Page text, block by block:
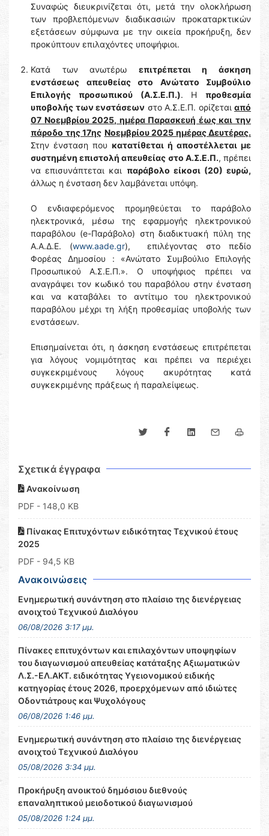
Συναφώς διευκρινίζεται ότι, μετά την ολοκλήρωση
των προβλεπόμενων διαδικασιών προκαταρκτικών
εξετάσεων σύμφωνα με την οικεία προκήρυξη, δεν
προκύπτουν επιλαχόντες υποψήφιοι.
Κατά των ανωτέρω επιτρέπεται η άσκηση
ενστάσεως απευθείας στο Ανώτατο Συμβούλιο
Επιλογής προσωπικού (Α.Σ.Ε.Π.). Η προθεσμία
υποβολής των ενστάσεων στο Α.Σ.Ε.Π. ορίζεται από
07 Νοεμβρίου 2025, ημέρα Παρασκευή έως και την
πάροδο της 17ης Νοεμβρίου 2025 ημέρας Δευτέρας.
Στην ένσταση που κατατίθεται ή αποστέλλεται με
συστημένη επιστολή απευθείας στο Α.Σ.Ε.Π., πρέπει
να επισυνάπτεται και παράβολο είκοσι (20) ευρώ,
άλλως η ένσταση δεν λαμβάνεται υπόψη.
Ο ενδιαφερόμενος προμηθεύεται το παράβολο
ηλεκτρονικά, μέσω της εφαρμογής ηλεκτρονικού
παραβόλου (e-Παράβολο) στη διαδικτυακή πύλη της
Α.Α.Δ.Ε. (www.aade.gr), επιλέγοντας στο πεδίο
Φορέας Δημοσίου : «Ανώτατο Συμβούλιο Επιλογής
Προσωπικού Α.Σ.Ε.Π.». Ο υποψήφιος πρέπει να
αναγράψει τον κωδικό του παραβόλου στην ένσταση
και να καταβάλει το αντίτιμο του ηλεκτρονικού
παραβόλου μέχρι τη λήξη προθεσμίας υποβολής των
ενστάσεων.
Επισημαίνεται ότι, η άσκηση ενστάσεως επιτρέπεται
για λόγους νομιμότητας και πρέπει να περιέχει
συγκεκριμένους λόγους ακυρότητας κατά
συγκεκριμένης πράξεως ή παραλείψεως.
Σχετικά έγγραφα
Ανακοίνωση
PDF - 148,0 KB
Πίνακας Επιτυχόντων ειδικότητας Τεχνικού έτους
2025
PDF - 94,5 KB
Ανακοινώσεις
Ενημερωτική συνάντηση στο πλαίσιο της διενέργειας
ανοιχτού Τεχνικού Διαλόγου
06/08/2026 3:17 μμ.
Πίνακες επιτυχόντων και επιλαχόντων υποψηφίων
του διαγωνισμού απευθείας κατάταξης Αξιωματικών
Λ.Σ.-ΕΛ.ΑΚΤ. ειδικότητας Υγειονομικού ειδικής
κατηγορίας έτους 2026, προερχόμενων από ιδιώτες
Οδοντιάτρους και Ψυχολόγους
06/08/2026 1:46 μμ.
Ενημερωτική συνάντηση στο πλαίσιο της διενέργειας
ανοιχτού Τεχνικού Διαλόγου
05/08/2026 3:34 μμ.
Προκήρυξη ανοικτού δημόσιου διεθνούς
επαναληπτικού μειοδοτικού διαγωνισμού
05/08/2026 1:24 μμ.